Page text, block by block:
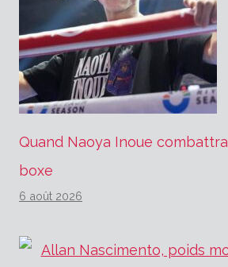
Quand Naoya Inoue
boxe
6 août 2026